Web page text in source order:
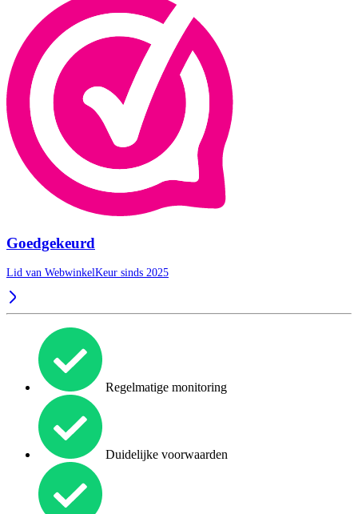
Goedgekeurd
Lid van WebwinkelKeur sinds 2025
Regelmatige monitoring
Duidelijke voorwaarden